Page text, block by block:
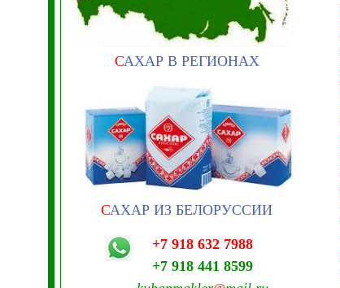
САХАР В РЕГИОНАХ
САХАР ИЗ БЕЛОРУССИИ
+7 918 632 7988
+7 918 441 8599